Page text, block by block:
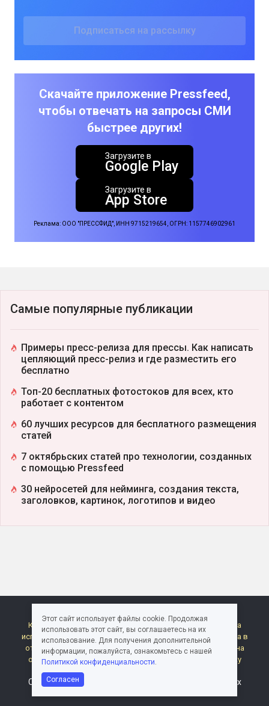
Скачайте приложение Pressfeed,
чтобы отвечать на запросы СМИ
быстрее других!
Загрузите в
Google Play
Загрузите в
App Store
Реклама: ООО "ПРЕССФИД", ИНН 9715219654, ОГРН: 1157746902961
Самые популярные публикации
Примеры пресс-релиза для прессы. Как написать
цепляющий пресс-релиз и где разместить его
бесплатно
Топ-20 бесплатных фотостоков для всех, кто
работает с контентом
60 лучших ресурсов для бесплатного размещения
статей
7 октябрьских статей про технологии, созданных
с помощью Pressfeed
30 нейросетей для нейминга, создания текста,
заголовков, картинок, логотипов и видео
© Журнал Pressfeed. 2015 – 2026
Карта сайта
Контакты Правила публикации
Правила
использования материалов Pressfeed.Журнала
Политика в
отношении обработки персональных данных
Согласие на
обработку персональных данных
Согласие на рассылку
электронных сообщений
Следите за миром медиа и пиара в каналах и группах
Этот сайт использует файлы cookie. Продолжая
использовать этот сайт, вы соглашаетесь на их
использование. Для получения дополнительной
информации, пожалуйста, ознакомьтесь с нашей
Политикой конфиденциальности.
Согласен